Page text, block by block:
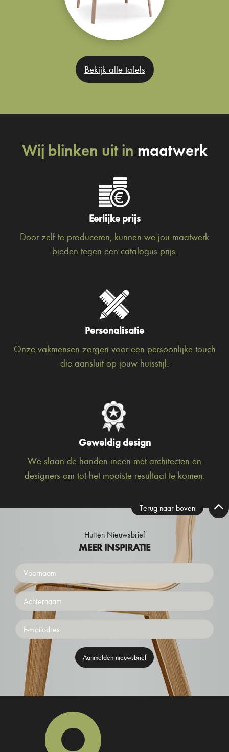
Bekijk alle tafels
Wij blinken uit in maatwerk
Eerlijke prijs
Door zelf te produceren, kunnen we jou maatwerk
bieden tegen een catalogus prijs.
Personalisatie
Onze vakmensen zorgen voor een persoonlijke touch
die aansluit op jouw huisstijl.
Geweldig design
We slaan de handen ineen met architecten en
designers om tot het mooiste resultaat te komen.
Terug naar boven
Hutten Nieuwsbrief
MEER INSPIRATIE
Voornaam
Achternaam
Emailaddress
Aanmelden nieuwsbrief